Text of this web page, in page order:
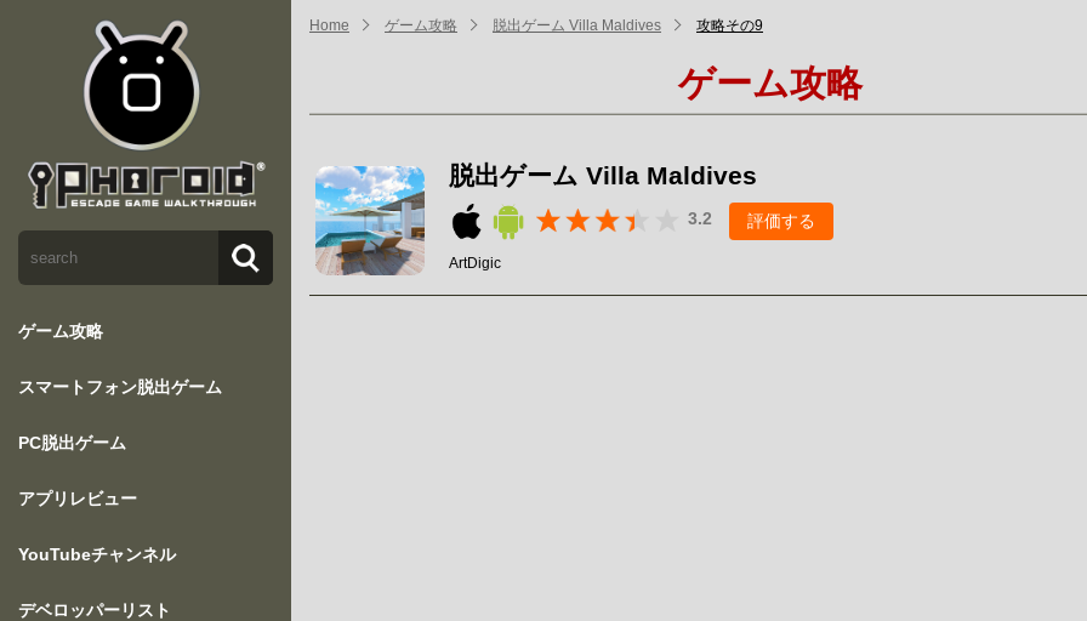
ゲーム攻略
スマートフォン脱出ゲーム
PC脱出ゲーム
アプリレビュー
YouTubeチャンネル
デベロッパーリスト
Home ゲーム攻略 脱出ゲーム Villa Maldives 攻略その9
ゲーム攻略
脱出ゲーム Villa Maldives
3.2 評価する
ArtDigic